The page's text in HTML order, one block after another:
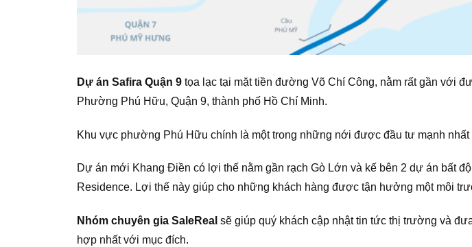
Dự án Safira Quận 9 tọa lạc tại mặt tiền đường Võ Chí Công, nằm rất gần với
Phường Phú Hữu, Quận 9, thành phố Hồ Chí Minh.
Khu vực phường Phú Hữu chính là một trong những nới được đầu tư mạnh
Dự án mới Khang Điền có lợi thế nằm gần rạch Gò Lớn và kế bên 2 dự án bất
Residence. Lợi thế này giúp cho những khách hàng được tận hưởng một môi
Nhóm chuyên gia SaleReal sẽ giúp quý khách cập nhật tin tức thị trường và
hợp nhất với mục đích.